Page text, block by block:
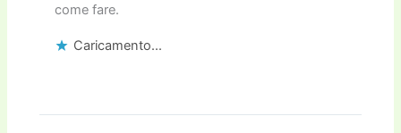
come fare.
Caricamento...